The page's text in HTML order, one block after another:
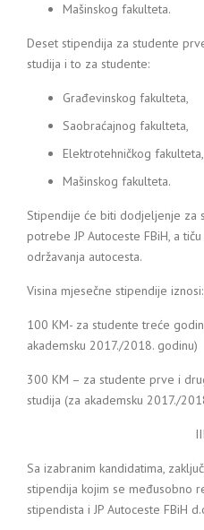
Mašinskog fakulteta.
Deset stipendija za studente
studija i to za studente:
Građevinskog fakulteta,
Saobraćajnog fakulteta,
Elektrotehničkog fakulteta,
Mašinskog fakulteta.
Stipendije će biti dodjeljenje za
potrebe JP Autoceste FBiH, a
održavanja autocesta.
Visina mjesečne stipendije iznosi:
100 KM- za studente treće
akademsku 2017./2018. godinu)
300 KM – za studente prve i
studija (za akademsku 2017./
III
Sa izabranim kandidatima,
stipendija kojim se međusobno
stipendista i JP Autoceste FBiH